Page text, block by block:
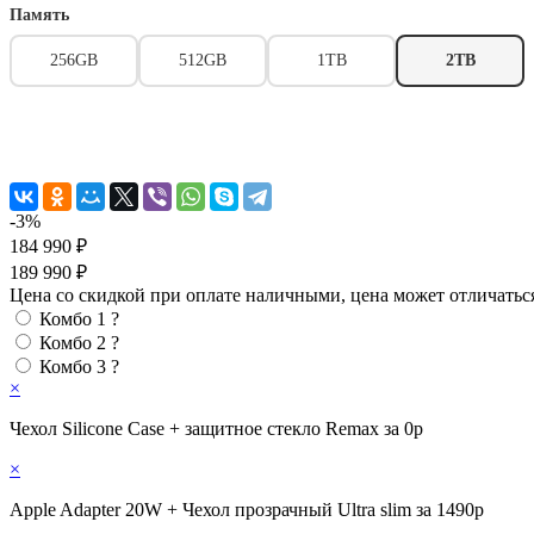
Память
256GB 512GB 1TB 2TB
-3%
184 990 ₽
189 990 ₽
Цена со скидкой при оплате наличными, цена может
Комбо 1 ?
Комбо 2 ?
Комбо 3 ?
×
Чехол Silicone Case + защитное стекло Remax за 0р
×
Apple Adapter 20W + Чехол прозрачный Ultra slim за 1490р